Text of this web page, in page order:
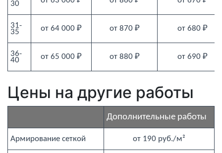
30
31-
35 от 64 000 ₽ от 870 ₽ от 680 ₽
36-
40 от 65 000 ₽ от 880 ₽ от 690 ₽
Цены на другие работы
Дополнительные работы
Армирование сеткой от 190 руб./м²